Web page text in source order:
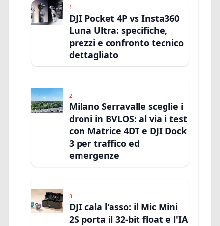
1
DJI Pocket 4P vs Insta360
Luna Ultra: specifiche,
prezzi e confronto tecnico
dettagliato
2
Milano Serravalle sceglie i
droni in BVLOS: al via i test
con Matrice 4DT e DJI Dock
3 per traffico ed
emergenze
3
DJI cala l'asso: il Mic Mini
2S porta il 32-bit float e l'IA